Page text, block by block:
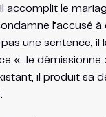
accomplit le
l’accusé
une sentence, il
« Je démissionne
il produit sa